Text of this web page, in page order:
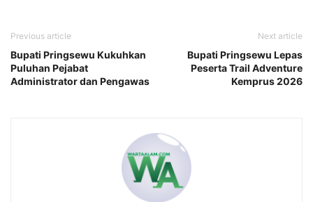
Previous article
Bupati Pringsewu Kukuhkan
Puluhan Pejabat
Administrator dan Pengawas
Next article
Bupati Pringsewu Lepas
Peserta Trail Adventure
Kemprus 2026